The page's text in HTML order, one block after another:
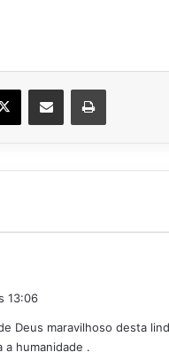
13:06
Deus maravilhoso desta
a humanidade .